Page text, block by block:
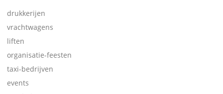
drukkerijen
vrachtwagens
liften
organisatie-feesten
taxi-bedrijven
events